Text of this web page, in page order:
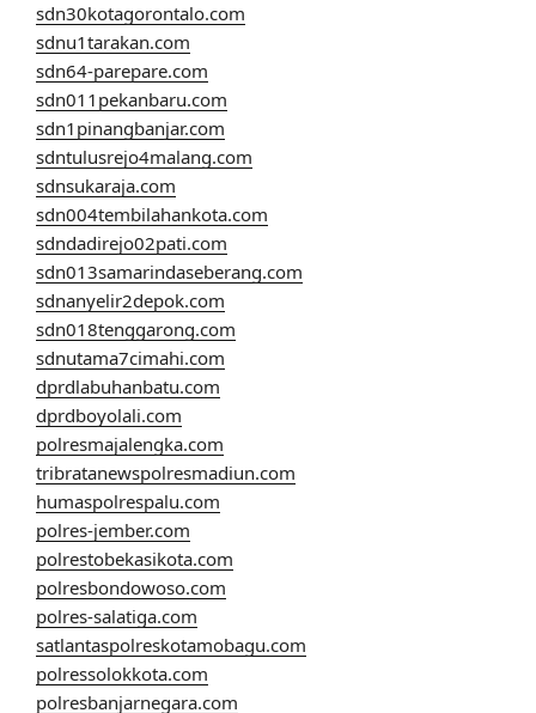
sdn30kotagorontalo.com
sdnu1tarakan.com
sdn64-parepare.com
sdn011pekanbaru.com
sdn1pinangbanjar.com
sdntulusrejo4malang.com
sdnsukaraja.com
sdn004tembilahankota.com
sdndadirejo02pati.com
sdn013samarindaseberang.com
sdnanyelir2depok.com
sdn018tenggarong.com
sdnutama7cimahi.com
dprdlabuhanbatu.com
dprdboyolali.com
polresmajalengka.com
tribratanewspolresmadiun.com
humaspolrespalu.com
polres-jember.com
polrestobekasikota.com
polresbondowoso.com
polres-salatiga.com
satlantaspolreskotamobagu.com
polressolokkota.com
polresbanjarnegara.com